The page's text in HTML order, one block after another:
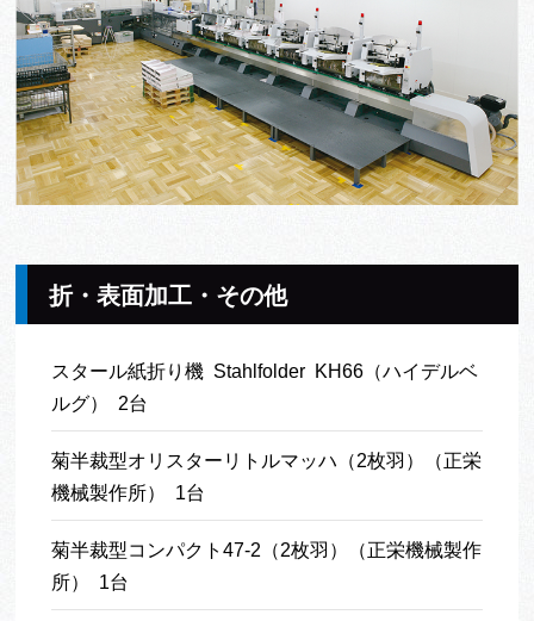
折・表面加工・その他
スタール紙折り機 Stahlfolder KH66（ハイデルベ
ルグ） 2台
菊半裁型オリスターリトルマッハ（2枚羽）（正栄
機械製作所） 1台
菊半裁型コンパクト47-2（2枚羽）（正栄機械製作
所） 1台